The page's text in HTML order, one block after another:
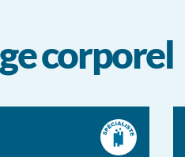
corporel